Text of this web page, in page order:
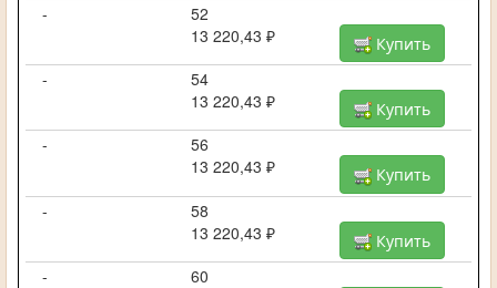
-
52
13 220,43 ₽
Купить
-
54
13 220,43 ₽
Купить
-
56
13 220,43 ₽
Купить
-
58
13 220,43 ₽
Купить
-
60